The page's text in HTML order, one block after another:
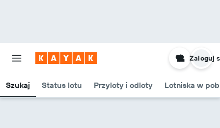
Szukaj Status lotu Przyloty i odloty Lotniska w
Zaloguj